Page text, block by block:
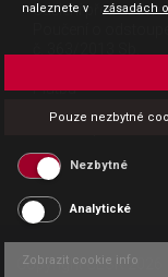
Sdělení před
Platba
Povinná publicita
Copyright CESK 2026
naleznete v
zásadách
Pouze nezbytné
Nezbytné
Analytické
Zobrazit cookie info